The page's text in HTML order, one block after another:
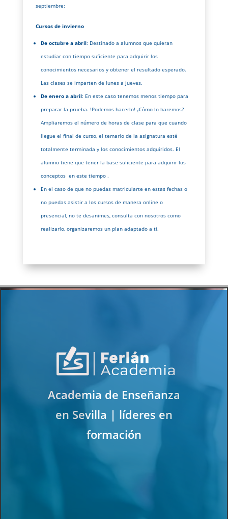
septiembre:
Cursos de invierno
De octubre a abril: Destinado a alumnos que quieran
estudiar con tiempo suficiente para adquirir los
conocimientos necesarios y obtener el resultado esperado.
Las clases se imparten de lunes a jueves.
De enero a abril: En este caso tenemos menos tiempo para
preparar la prueba. !Podemos hacerlo! ¿Cómo lo haremos?
Ampliaremos el número de horas de clase para que cuando
llegue el final de curso, el temario de la asignatura esté
totalmente terminada y los conocimientos adquiridos. El
alumno tiene que tener la base suficiente para adquirir los
conceptos en este tiempo .
En el caso de que no puedas matricularte en estas fechas o
no puedas asistir a los cursos de manera online o
presencial, no te desanimes, consulta con nosotros como
realizarlo, organizaremos un plan adaptado a ti.
Academia de Enseñanza
en Sevilla | líderes en
formación